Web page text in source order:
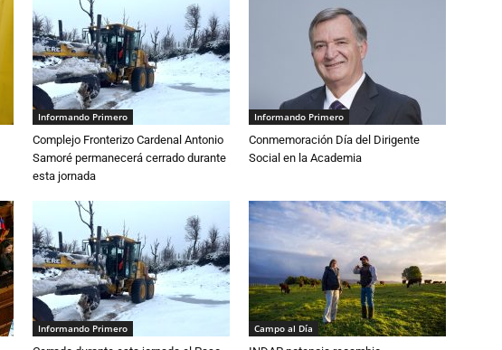
Informando Primero
Complejo Fronterizo Cardenal Antonio
Samoré permanecerá cerrado durante
esta jornada
Informando Primero
Conmemoración Día del Dirigente
Social en la Academia
Informando Primero Campo al Día